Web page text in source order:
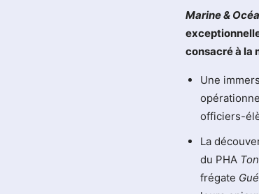
Marine &
consacré à la
Une
officiers-
La
du PHA
frégate